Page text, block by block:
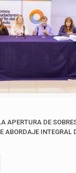
APERTURA DE
ABORDAJE INTEGRAL